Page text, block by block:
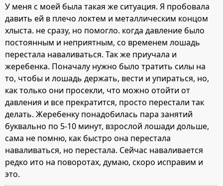
У меня с моей была такая же ситуация. Я пробовала
давить ей в плечо локтем и металлическим концом
хлыста. не сразу, но помогло. когда давление было
постоянным и неприятным, со временем лошадь
перестала наваливаться. Так же приучала и
жеребенка. Поначалу нужно было тратить силы на
то, чтобы и лошадь держать, вести и упираться, но,
как только они просекли, что можно отойти от
давления и все прекратится, просто перестали так
делать. Жеребенку понадобилась пара занятий
буквально по 5-10 минут, взрослой лошади дольше,
сама не помню, как быстро она перестала
наваливаться, но перестала. Сейчас наваливается
редко ито на поворотах, думаю, скоро исправим и
это.